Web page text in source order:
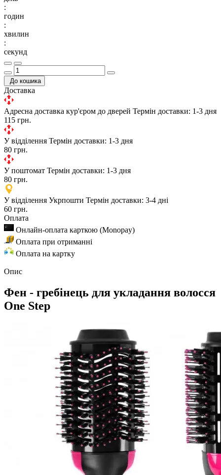
:
годин
:
хвилин
:
секунд
До кошика
Доставка
Адресна доставка кур'єром до дверей Термін доставки: 1-3 дня
115 грн.
У відділення Термін доставки: 1-3 дня
80 грн.
У поштомат Термін доставки: 1-3 дня
80 грн.
У відділення Укрпошти Термін доставки: 3-4 дні
60 грн.
Оплата
Онлайн-оплата карткою (Monopay)
Оплата при отриманні
Оплата на картку
Опис
Фен - гребінець для укладання волосся
One Step